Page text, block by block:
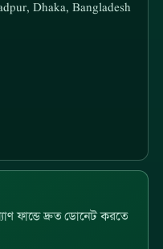
Dhaka, Bangladesh
ফান্ডে দ্রুত ডোনেট করতে